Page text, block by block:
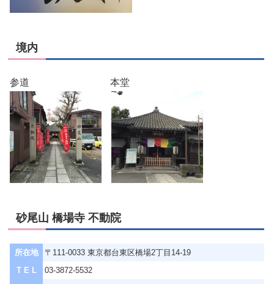
境内
参道 本堂
砂尾山 橋場寺 不動院
所在地
〒111-0033 東京都台東区橋場2丁目14-19
T E L
03-3872-5532